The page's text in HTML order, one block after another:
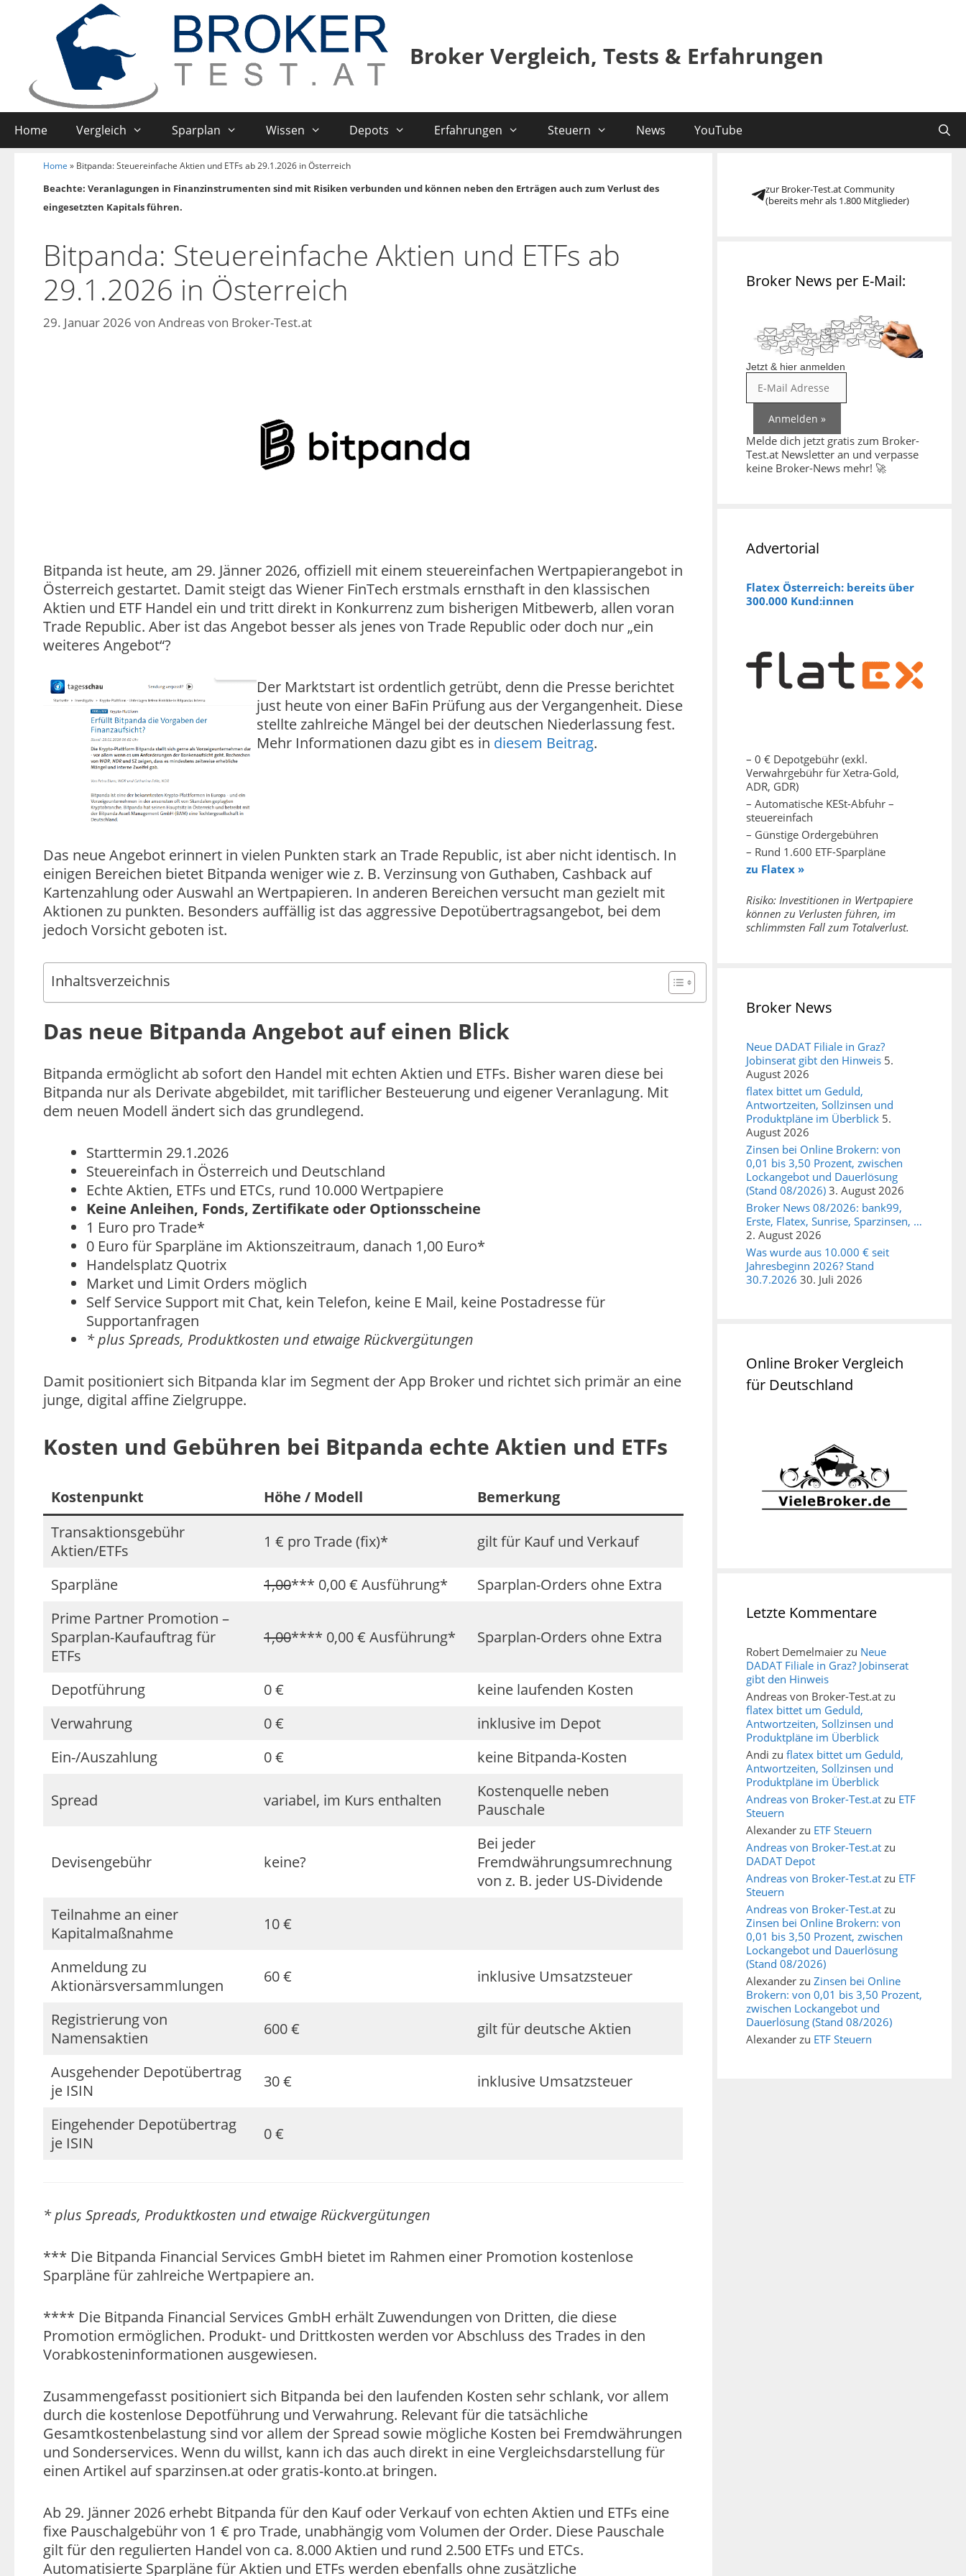
Broker Vergleich, Tests & Erfahrungen
Home Vergleich Sparplan Wissen Depots Erfahrungen Steuern News YouTube
Home » Bitpanda: Steuereinfache Aktien und ETFs ab 29.1.2026 in Österreich
Beachte: Veranlagungen in Finanzinstrumenten sind mit Risiken verbunden und können neben den Erträgen auch zum Verlust des
eingesetzten Kapitals führen.
Bitpanda: Steuereinfache Aktien und ETFs ab
29.1.2026 in Österreich
29. Januar 2026 von Andreas von Broker-Test.at
Bitpanda ist heute, am 29. Jänner 2026, offiziell mit einem steuereinfachen Wertpapierangebot in
Österreich gestartet. Damit steigt das Wiener FinTech erstmals ernsthaft in den klassischen
Aktien und ETF Handel ein und tritt direkt in Konkurrenz zum bisherigen Mitbewerb, allen voran
Trade Republic. Aber ist das Angebot besser als jenes von Trade Republic oder doch nur „ein
weiteres Angebot“?
Der Marktstart ist ordentlich getrübt, denn die Presse berichtet
just heute von einer BaFin Prüfung aus der Vergangenheit. Diese
stellte zahlreiche Mängel bei der deutschen Niederlassung fest.
Mehr Informationen dazu gibt es in diesem Beitrag.
Das neue Angebot erinnert in vielen Punkten stark an Trade Republic, ist aber nicht identisch. In
einigen Bereichen bietet Bitpanda weniger wie z. B. Verzinsung von Guthaben, Cashback auf
Kartenzahlung oder Auswahl an Wertpapieren. In anderen Bereichen versucht man gezielt mit
Aktionen zu punkten. Besonders auffällig ist das aggressive Depotübertragsangebot, bei dem
jedoch Vorsicht geboten ist.
Inhaltsverzeichnis
Das neue Bitpanda Angebot auf einen Blick
Bitpanda ermöglicht ab sofort den Handel mit echten Aktien und ETFs. Bisher waren diese bei
Bitpanda nur als Derivate abgebildet, mit tariflicher Besteuerung und eigener Veranlagung. Mit
dem neuen Modell ändert sich das grundlegend.
Starttermin 29.1.2026
Steuereinfach in Österreich und Deutschland
Echte Aktien, ETFs und ETCs, rund 10.000 Wertpapiere
Keine Anleihen, Fonds, Zertifikate oder Optionsscheine
1 Euro pro Trade*
0 Euro für Sparpläne im Aktionszeitraum, danach 1,00 Euro*
Handelsplatz Quotrix
Market und Limit Orders möglich
Self Service Support mit Chat, kein Telefon, keine E Mail, keine Postadresse für
Supportanfragen
* plus Spreads, Produktkosten und etwaige Rückvergütungen
Damit positioniert sich Bitpanda klar im Segment der App Broker und richtet sich primär an eine
junge, digital affine Zielgruppe.
Kosten und Gebühren bei Bitpanda echte Aktien und ETFs
Kostenpunkt Höhe / Modell
Bemerkung
Transaktionsgebühr
Aktien/ETFs
1 € pro Trade (fix)* gilt für Kauf und Verkauf
Sparpläne 1,00*** 0,00 € Ausführung*
Sparplan-Orders ohne Extra
Prime Partner Promotion –
Sparplan-Kaufauftrag für
ETFs
1,00**** 0,00 € Ausführung* Sparplan-Orders ohne Extra
Depotführung 0 €
keine laufenden Kosten
Verwahrung
0 €
inklusive im Depot
Ein-/Auszahlung
0 € keine Bitpanda-Kosten
Spread variabel, im Kurs enthalten
Kostenquelle neben
Pauschale
Devisengebühr keine?
Bei jeder
Fremdwährungsumrechnung
von z. B. jeder US-Dividende
Teilnahme an einer
Kapitalmaßnahme
10 €
Anmeldung zu
Aktionärsversammlungen
60 € inklusive Umsatzsteuer
Registrierung von
Namensaktien
600 € gilt für deutsche Aktien
Ausgehender Depotübertrag
je ISIN
30 € inklusive Umsatzsteuer
Eingehender Depotübertrag
je ISIN
0 €
* plus Spreads, Produktkosten und etwaige Rückvergütungen
*** Die Bitpanda Financial Services GmbH bietet im Rahmen einer Promotion kostenlose
Sparpläne für zahlreiche Wertpapiere an.
**** Die Bitpanda Financial Services GmbH erhält Zuwendungen von Dritten, die diese
Promotion ermöglichen. Produkt- und Drittkosten werden vor Abschluss des Trades in den
Vorabkosteninformationen ausgewiesen.
Zusammengefasst positioniert sich Bitpanda bei den laufenden Kosten sehr schlank, vor allem
durch die kostenlose Depotführung und Verwahrung. Relevant für die tatsächliche
Gesamtkostenbelastung sind vor allem der Spread sowie mögliche Kosten bei Fremdwährungen
und Sonderservices. Wenn du willst, kann ich das auch direkt in eine Vergleichsdarstellung für
einen Artikel auf sparzinsen.at oder gratis-konto.at bringen.
Ab 29. Jänner 2026 erhebt Bitpanda für den Kauf oder Verkauf von echten Aktien und ETFs eine
fixe Pauschalgebühr von 1 € pro Trade, unabhängig vom Volumen der Order. Diese Pauschale
gilt für den regulierten Handel von ca. 8.000 Aktien und rund 2.500 ETFs und ETCs.
Automatisierte Sparpläne für Aktien und ETFs werden ebenfalls ohne zusätzliche
zur Broker-Test.at Community
(bereits mehr als 1.800 Mitglieder)
Broker News per E-Mail:
Jetzt & hier anmelden
Melde dich jetzt gratis zum Broker-
Test.at Newsletter an und verpasse
keine Broker-News mehr! 🚀
Advertorial
Flatex Österreich: bereits über
300.000 Kund:innen
– 0 € Depotgebühr (exkl.
Verwahrgebühr für Xetra-Gold,
ADR, GDR)
– Automatische KESt-Abfuhr –
steuereinfach
– Günstige Ordergebühren
– Rund 1.600 ETF-Sparpläne
zu Flatex »
Risiko: Investitionen in Wertpapiere
können zu Verlusten führen, im
schlimmsten Fall zum Totalverlust.
Broker News
Neue DADAT Filiale in Graz?
Jobinserat gibt den Hinweis 5.
August 2026
flatex bittet um Geduld,
Antwortzeiten, Sollzinsen und
Produktpläne im Überblick 5.
August 2026
Zinsen bei Online Brokern: von
0,01 bis 3,50 Prozent, zwischen
Lockangebot und Dauerlösung
(Stand 08/2026) 3. August 2026
Broker News 08/2026: bank99,
Erste, Flatex, Sunrise, Sparzinsen, …
2. August 2026
Was wurde aus 10.000 € seit
Jahresbeginn 2026? Stand
30.7.2026 30. Juli 2026
Online Broker Vergleich
für Deutschland
Letzte Kommentare
Robert Demelmaier zu Neue
DADAT Filiale in Graz? Jobinserat
gibt den Hinweis
Andreas von Broker-Test.at zu
flatex bittet um Geduld,
Antwortzeiten, Sollzinsen und
Produktpläne im Überblick
Andi zu flatex bittet um Geduld,
Antwortzeiten, Sollzinsen und
Produktpläne im Überblick
Andreas von Broker-Test.at zu ETF
Steuern
Alexander zu ETF Steuern
Andreas von Broker-Test.at zu
DADAT Depot
Andreas von Broker-Test.at zu ETF
Steuern
Andreas von Broker-Test.at zu
Zinsen bei Online Brokern: von
0,01 bis 3,50 Prozent, zwischen
Lockangebot und Dauerlösung
(Stand 08/2026)
Alexander zu Zinsen bei Online
Brokern: von 0,01 bis 3,50 Prozent,
zwischen Lockangebot und
Dauerlösung (Stand 08/2026)
Alexander zu ETF Steuern